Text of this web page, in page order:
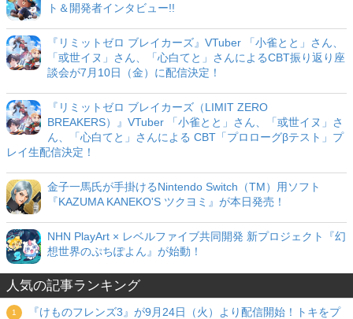
ト＆開発者インタビュー!!
『リミットゼロ ブレイカーズ』VTuber 「小雀とと」さん、
「或世イヌ」さん、「心白てと」さんによるCBT振り返り座
談会が7月10日（金）に配信決定！
『リミットゼロ ブレイカーズ（LIMIT ZERO
BREAKERS）』VTuber 「小雀とと」さん、「或世イヌ」さ
ん、「心白てと」さんによる CBT「プロローグβテスト」プ
レイ生配信決定！
金子一馬氏が手掛けるNintendo Switch（TM）用ソフト
『KAZUMA KANEKO'S ツクヨミ』が本日発売！
NHN PlayArt × レベルファイブ共同開発 新プロジェクト『幻
想世界のぷちぽよん』が始動！
人気の記事ランキング
『けものフレンズ3』が9月24日（火）より配信開始！トキをプ